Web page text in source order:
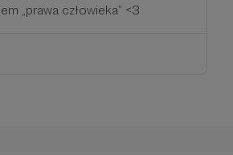
„prawa człowieka” <3